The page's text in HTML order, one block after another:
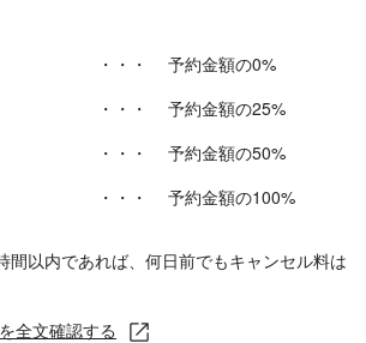
・・・
予約金額の0%
・・・
予約金額の25%
・・・
予約金額の50%
・・・ 予約金額の100%
間以内であれば、何日前でもキャンセル料は
全文確認する